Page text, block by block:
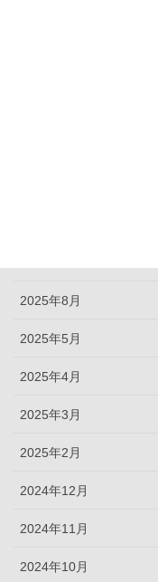
2025年8月
2025年5月
2025年4月
2025年3月
2025年2月
2024年12月
2024年11月
2024年10月